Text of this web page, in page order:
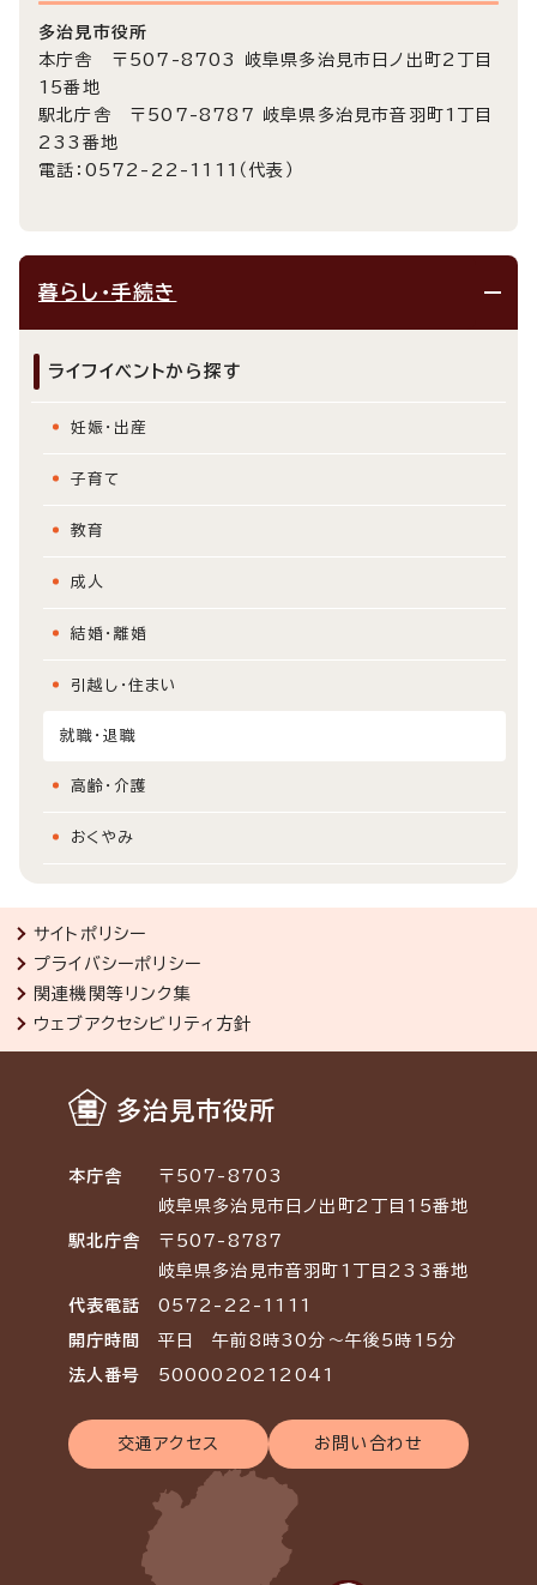
多治見市役所
本庁舎 〒507-8703 岐阜県多治見市日ノ出町2丁目
15番地
駅北庁舎 〒507-8787 岐阜県多治見市音羽町1丁目
233番地
電話：0572-22-1111（代表）
暮らし・手続き
ライフイベントから探す
妊娠・出産
子育て
教育
成人
結婚・離婚
引越し・住まい
就職・退職
高齢・介護
おくやみ
サイトポリシー
プライバシーポリシー
関連機関等リンク集
ウェブアクセシビリティ方針
多治見市役所
本庁舎
〒507-8703
岐阜県多治見市日ノ出町2丁目15番地
駅北庁舎
〒507-8787
岐阜県多治見市音羽町1丁目233番地
代表電話 0572-22-1111
開庁時間 平日 午前8時30分～午後5時15分
法人番号 5000020212041
交通アクセス お問い合わせ